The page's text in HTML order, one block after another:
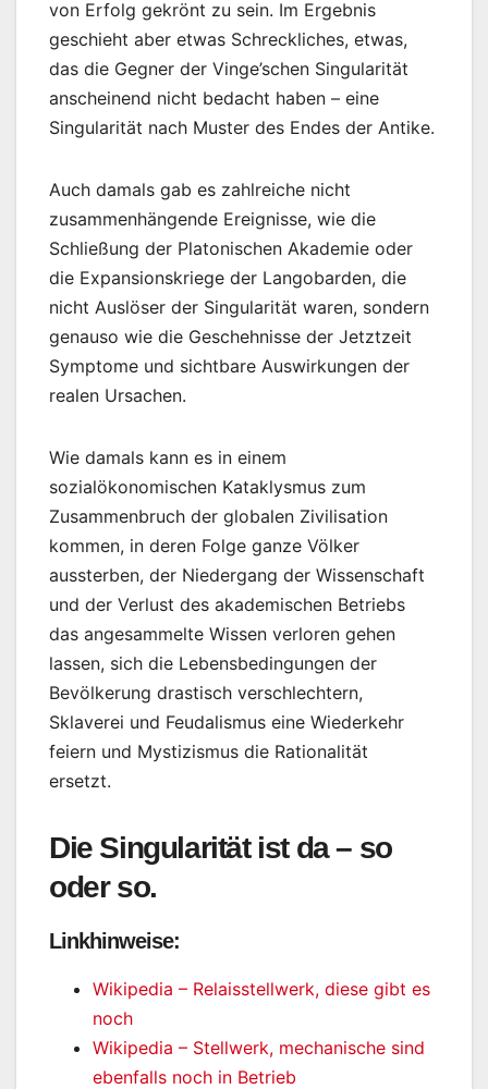
von Erfolg gekrönt zu sein. Im Ergebnis
geschieht aber etwas Schreckliches, etwas,
das die Gegner der Vinge’schen Singularität
anscheinend nicht bedacht haben – eine
Singularität nach Muster des Endes der Antike.
Auch damals gab es zahlreiche nicht
zusammenhängende Ereignisse, wie die
Schließung der Platonischen Akademie oder
die Expansionskriege der Langobarden, die
nicht Auslöser der Singularität waren, sondern
genauso wie die Geschehnisse der Jetztzeit
Symptome und sichtbare Auswirkungen der
realen Ursachen.
Wie damals kann es in einem
sozialökonomischen Kataklysmus zum
Zusammenbruch der globalen Zivilisation
kommen, in deren Folge ganze Völker
aussterben, der Niedergang der Wissenschaft
und der Verlust des akademischen Betriebs
das angesammelte Wissen verloren gehen
lassen, sich die Lebensbedingungen der
Bevölkerung drastisch verschlechtern,
Sklaverei und Feudalismus eine Wiederkehr
feiern und Mystizismus die Rationalität
ersetzt.
Die Singularität ist da – so
oder so.
Linkhinweise:
Wikipedia – Relaisstellwerk, diese gibt es
noch
Wikipedia – Stellwerk, mechanische sind
ebenfalls noch in Betrieb